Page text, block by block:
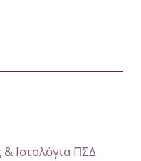
& Ιστολόγια ΠΣΔ